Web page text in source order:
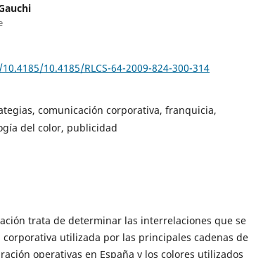
10.4185/RLCS-64-2009-824-300-314
comunicación corporativa, franquicia,
del color, publicidad
trata de determinar las interrelaciones que se
utilizada por las principales cadenas de
operativas en España y los colores utilizados